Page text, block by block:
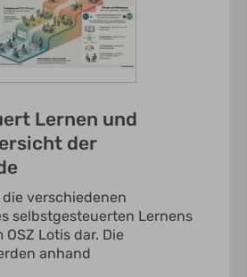
Lernen und
der
verschiedenen
selbstgesteuerten Lernens
Lotis dar. Die
anhand